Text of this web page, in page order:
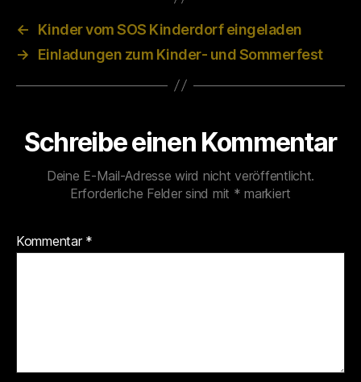
←
Kinder vom SOS Kinderdorf eingeladen
→
Einladungen zum Kinder- und Sommerfest
Schreibe einen Kommentar
Deine E-Mail-Adresse wird nicht veröffentlicht.
Erforderliche Felder sind mit * markiert
Kommentar *